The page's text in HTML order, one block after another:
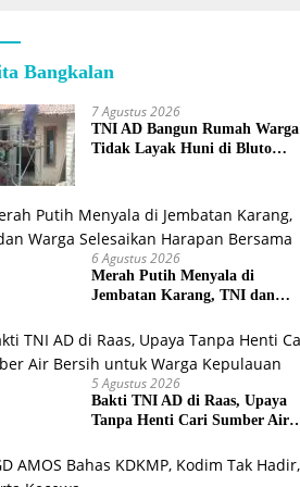
Bangkalan
7 Agustus 2026
TNI AD Bangun Rumah Warga
Tidak Layak Huni di Bluto
6 Agustus 2026
Merah Putih Menyala di
Jembatan Karang, TNI dan
Bersama
5 Agustus 2026
Bakti TNI AD di Raas, Upaya
Tanpa Henti Cari Sumber Air